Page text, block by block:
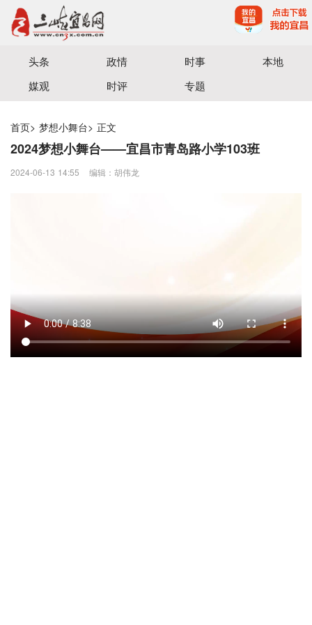
宜昌三峡融媒体中心主办
头条 政情 时事
本地
媒观
时评 专题
首页> 梦想小舞台> 正文
2024梦想小舞台——宜昌市青岛路小学103班
2024-06-13 14:55 编辑：胡伟龙